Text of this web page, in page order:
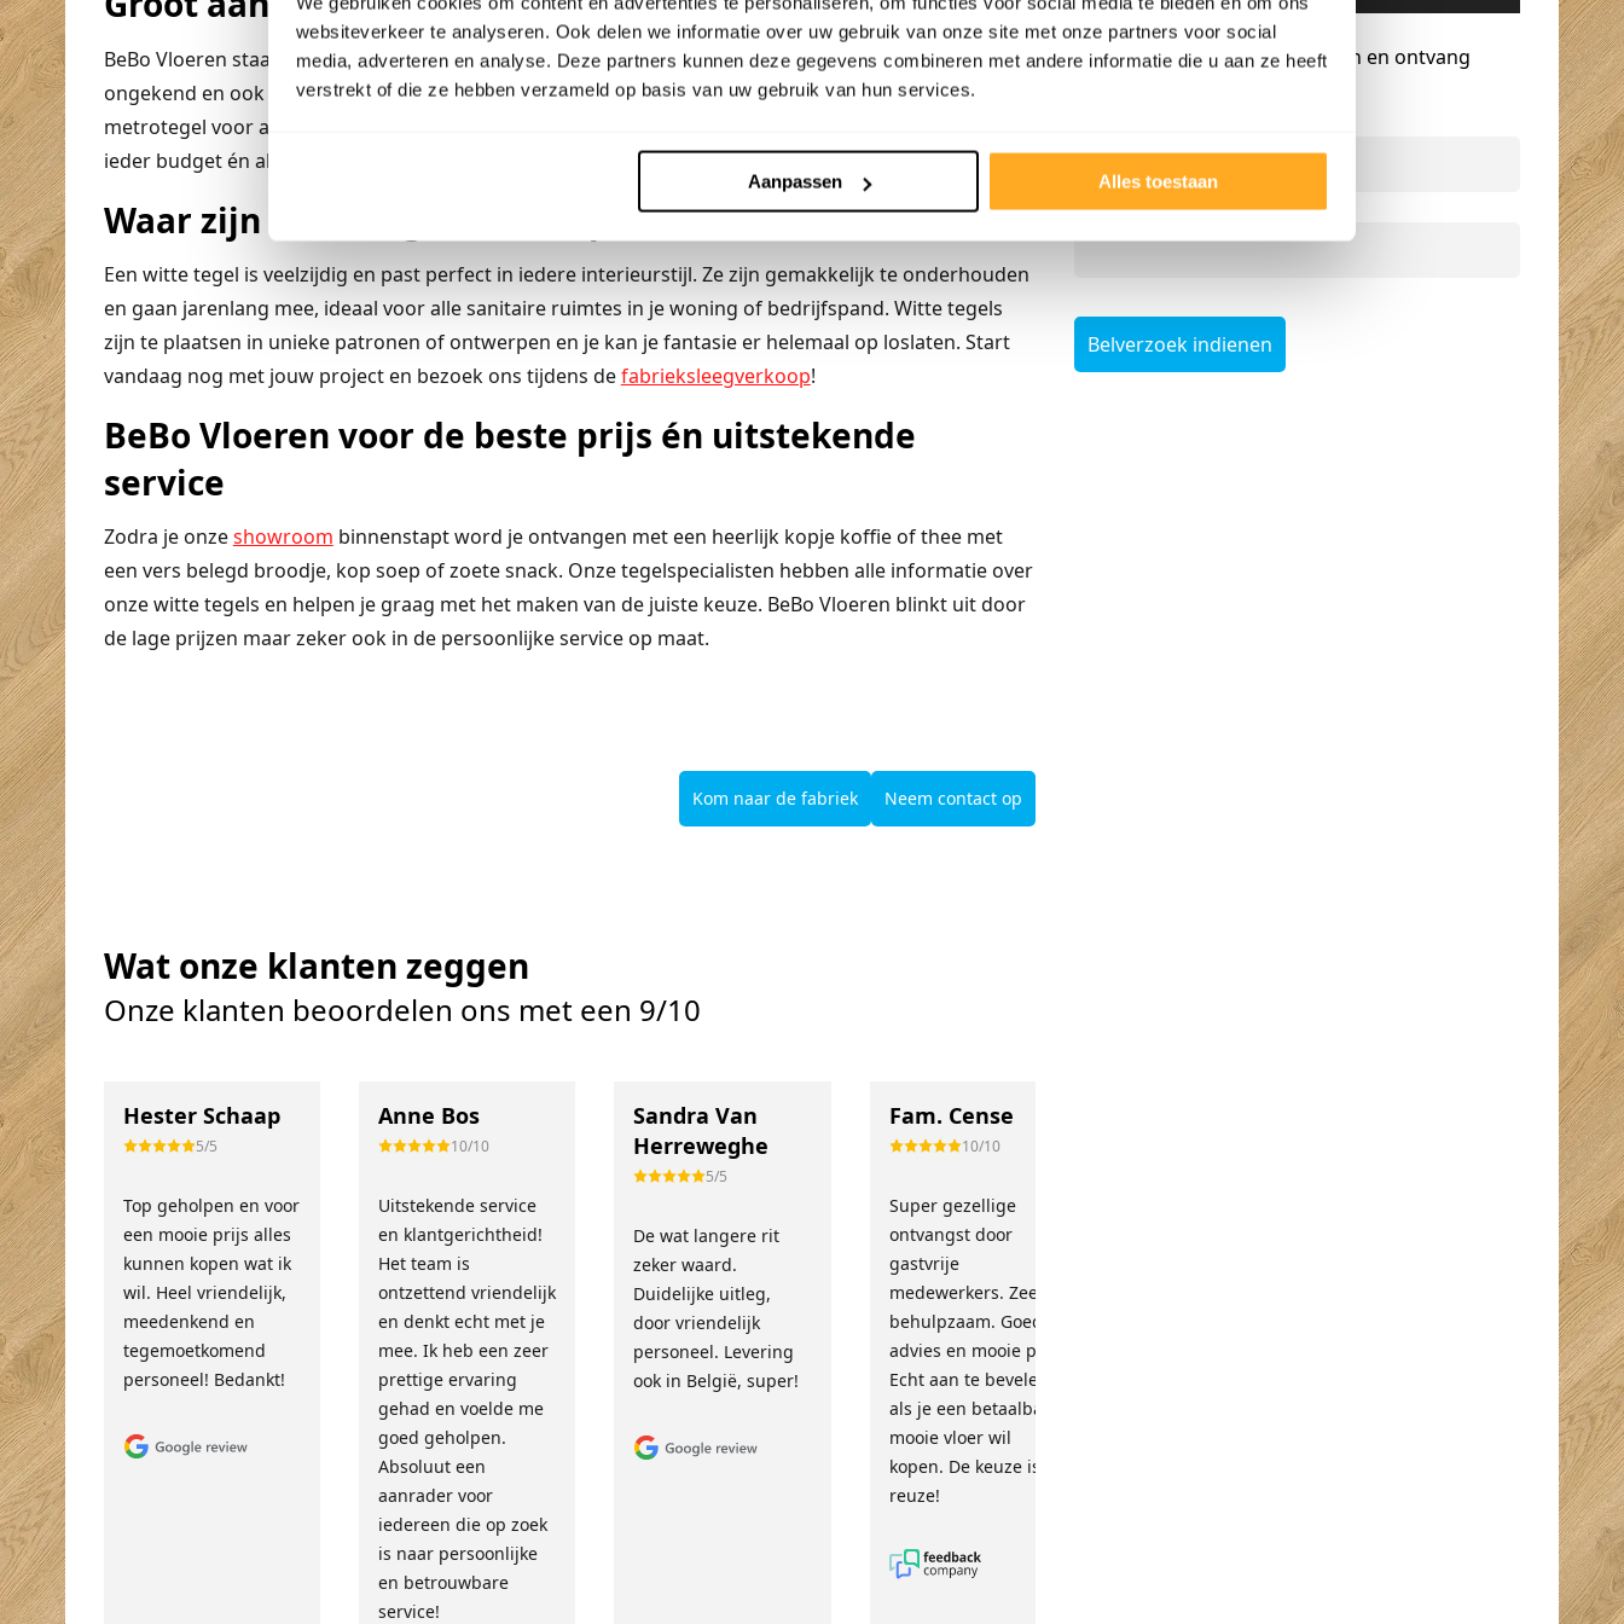
websiteverkeer te analyseren. Ook delen we informatie over uw gebruik van onze site met onze partners voor social
media, adverteren en analyse. Deze partners kunnen deze gegevens combineren met andere informatie die u aan ze heeft
verstrekt of die ze hebben verzameld op basis van uw gebruik van hun services.
Aanpassen Alles toestaan
BeBo Vloeren staat bekend om de lage prijzen en het grote aanbodtegels. De keuze bij ons is
ongekend en ook voor jou hebben we de idealewand-ofvloertegelbeschikbaar. Van de klassieke
metrotegel voor aan de wand tot een mooie grote tegel voor de vloer, bij ons vind je wat je zoekt voor
ieder budget én alles direct leverbaar uit eigen voorraad.
Waar zijn witte tegels toe te passen
Een witte tegel is veelzijdig en past perfect in iedere interieurstijl. Ze zijn gemakkelijk te onderhouden
en gaan jarenlang mee, ideaal voor alle sanitaire ruimtes in je woning of bedrijfspand. Witte tegels
zijn te plaatsen in unieke patronen of ontwerpen en je kan je fantasie er helemaal op loslaten. Start
vandaag nog met jouw project en bezoek ons tijdens defabrieksleegverkoop!
BeBo Vloeren voor de beste prijs én uitstekende
service
Zodra je onzeshowroom binnenstapt word je ontvangen met een heerlijk kopje koffie of thee met
een vers belegd broodje, kop soep of zoete snack. Onze tegelspecialisten hebben alle informatie over
onze witte tegels en helpen je graag met het maken van de juiste keuze. BeBo Vloeren blinkt uit door
de lage prijzen maar zeker ook in de persoonlijke service op maat.
Kom naar de fabriek Neem contact op
Wat onze klanten zeggen
Onze klanten beoordelen ons met een 9/10
Hester Schaap
5/5
Top geholpen en voor
een mooie prijs alles
kunnen kopen wat ik
wil. Heel vriendelijk,
meedenkend en
tegemoetkomend
personeel! Bedankt!
Anne Bos
10/10
Uitstekende service
en klantgerichtheid!
Het team is
ontzettend vriendelijk
en denkt echt met je
mee. Ik heb een zeer
prettige ervaring
gehad en voelde me
goed geholpen.
Absoluut een
aanrader voor
iedereen die op zoek
is naar persoonlijke
en betrouwbare
service!
Sandra Van
Herreweghe
5/5
De wat langere rit
zeker waard.
Duidelijke uitleg,
door vriendelijk
personeel. Levering
ook in België, super!
Fam. Cense
10/10
Super gezellige
ontvangst door
gastvrije
medewerkers. Zeer
behulpzaam. Goed
advies en mooie prijs.
Echt aan te bevelen
als je een betaalbare,
mooie vloer wil
kopen. De keuze is
reuze!
hapje en een drankje
erbij. Top prijzen en
vriendelijke mensen
Gratis advies op maat
Vraag een terugbelverzoek aan en ontvang
Telefoonnummer*
Belverzoek indienen